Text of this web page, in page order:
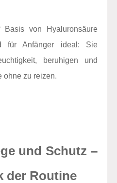
Basis von Hyaluronsäure
für Anfänger ideal: Sie
beruhigen und
ohne zu reizen.
und Schutz –
der Routine